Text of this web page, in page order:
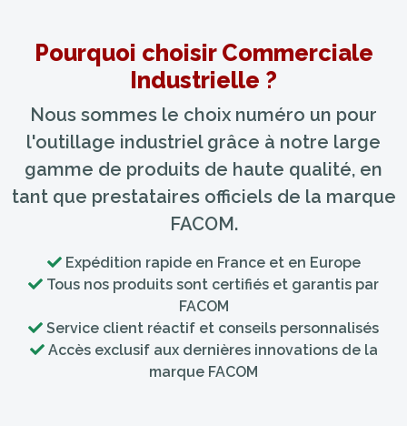
Pourquoi choisir Commerciale
Industrielle ?
Nous sommes le choix numéro un pour
l'outillage industriel grâce à notre large
gamme de produits de haute qualité, en
tant que prestataires officiels de la marque
FACOM.
Expédition rapide en France et en Europe
Tous nos produits sont certifiés et garantis par
FACOM
Service client réactif et conseils personnalisés
Accès exclusif aux dernières innovations de la
marque FACOM